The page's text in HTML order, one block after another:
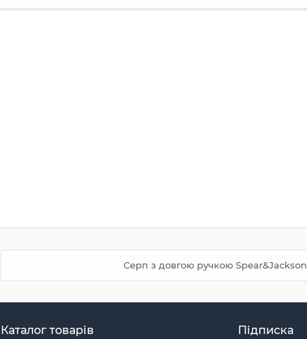
Серп з довгою ручкою Spear&Jackson
Каталог товарів Підписка